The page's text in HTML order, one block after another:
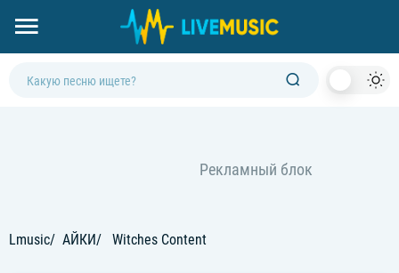
Lmusic АЙКИ Witches Content